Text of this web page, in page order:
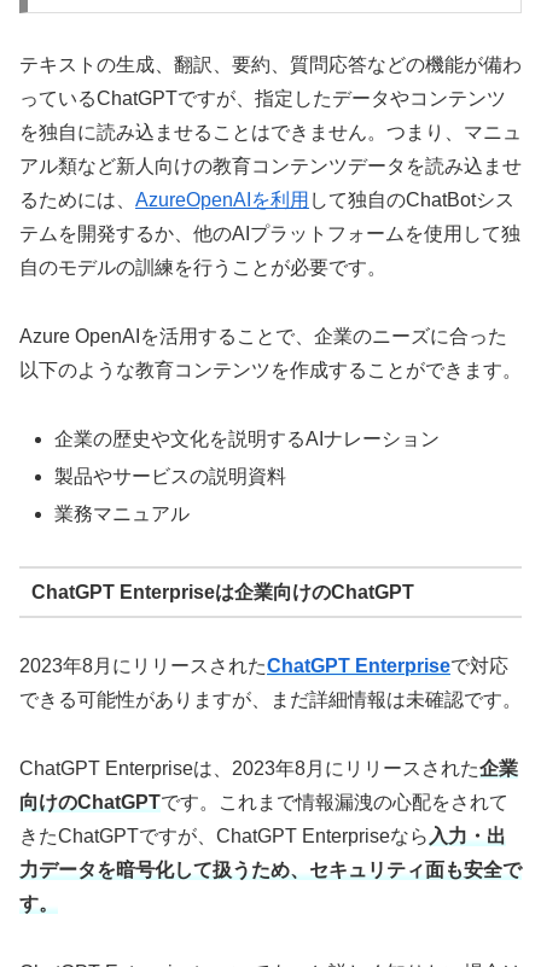
テキストの生成、翻訳、要約、質問応答などの機能が備わ
っているChatGPTですが、指定したデータやコンテンツ
を独自に読み込ませることはできません。つまり、マニュ
アル類など新人向けの教育コンテンツデータを読み込ませ
るためには、 AzureOpenAIを利用 して独自のChatBotシス
テムを開発するか、他のAIプラットフォームを使用して独
自のモデルの訓練を行うことが必要です。
Azure OpenAIを活用することで、企業のニーズに合った
以下のような教育コンテンツを作成することができます。
企業の歴史や文化を説明するAIナレーション
製品やサービスの説明資料
業務マニュアル
ChatGPT Enterpriseは企業向けのChatGPT
2023年8月にリリースされたChatGPT Enterpriseで対応
できる可能性がありますが、まだ詳細情報は未確認です。
ChatGPT Enterpriseは、2023年8月にリリースされた企業
向けのChatGPTです。これまで情報漏洩の心配をされて
きたChatGPTですが、ChatGPT Enterpriseなら 入力・出
力データを暗号化して扱うため、セキュリティ面も安全で
す。